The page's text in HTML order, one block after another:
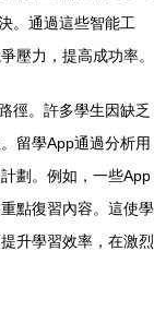
。通過這些智能工
壓力，提高成功率。
徑。許多學生因缺乏
留學App通過分析用
劃。例如，一些App
點復習內容。這使學
升學習效率，在激烈